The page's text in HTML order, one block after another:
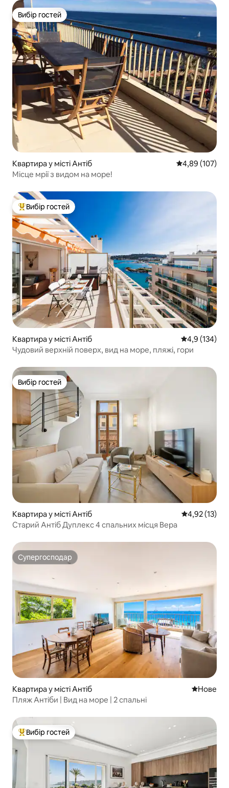
Вибір гостей
Вибір гостей
Квартира у місті Антіб Середня
4,89 (107)
Місце мрії з видом на море!
Топ вибір гостей
Вибір гостей
Квартира у місті Антіб Середня
4,9 (134)
Чудовий верхній поверх, вид на море, пляжі, гори
Вибір гостей
Вибір гостей
Квартира у місті Антіб Середня
4,92 (13)
Старий Антіб Дуплекс 4 спальних місця Вера
Супергосподар
Супергосподар
Квартира у місті Антіб Нове
Нове
Пляж Антіби | Вид на море | 2 спальні
Топ вибір гостей
Вибір гостей